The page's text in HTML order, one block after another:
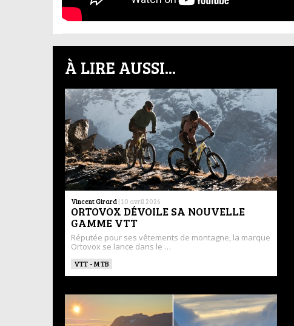
À LIRE AUSSI...
Vincent Girard | 10 avril 2026
ORTOVOX DÉVOILE SA NOUVELLE
GAMME VTT
Réputée pour ses vêtements de montagne, la marque
Ortovox se lance dans le …
VTT - MTB